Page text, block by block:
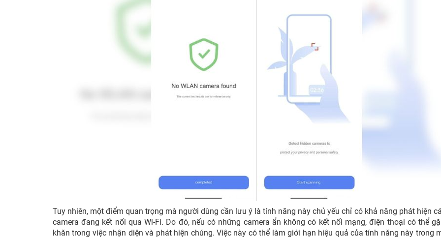
Tuy nhiên, một điểm quan trọng mà người dùng cần lưu ý là tính năng này chủ yếu chỉ có khả năng phát hiện
camera đang kết nối qua Wi-Fi. Do đó, nếu có những camera ẩn không có kết nối mạng, điện thoại có thể
khăn trong việc nhận diện và phát hiện chúng. Việc này có thể làm giới hạn hiệu quả của tính năng này trong